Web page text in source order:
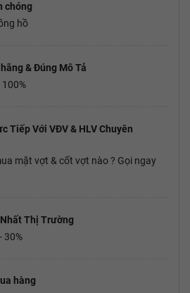
chóng
hồ
& Đúng Mô Tả
Tiếp Với VĐV & HLV Chuyên
mặt vợt & cốt vợt nào ? Gọi ngay
Thị Trường
30%
hàng